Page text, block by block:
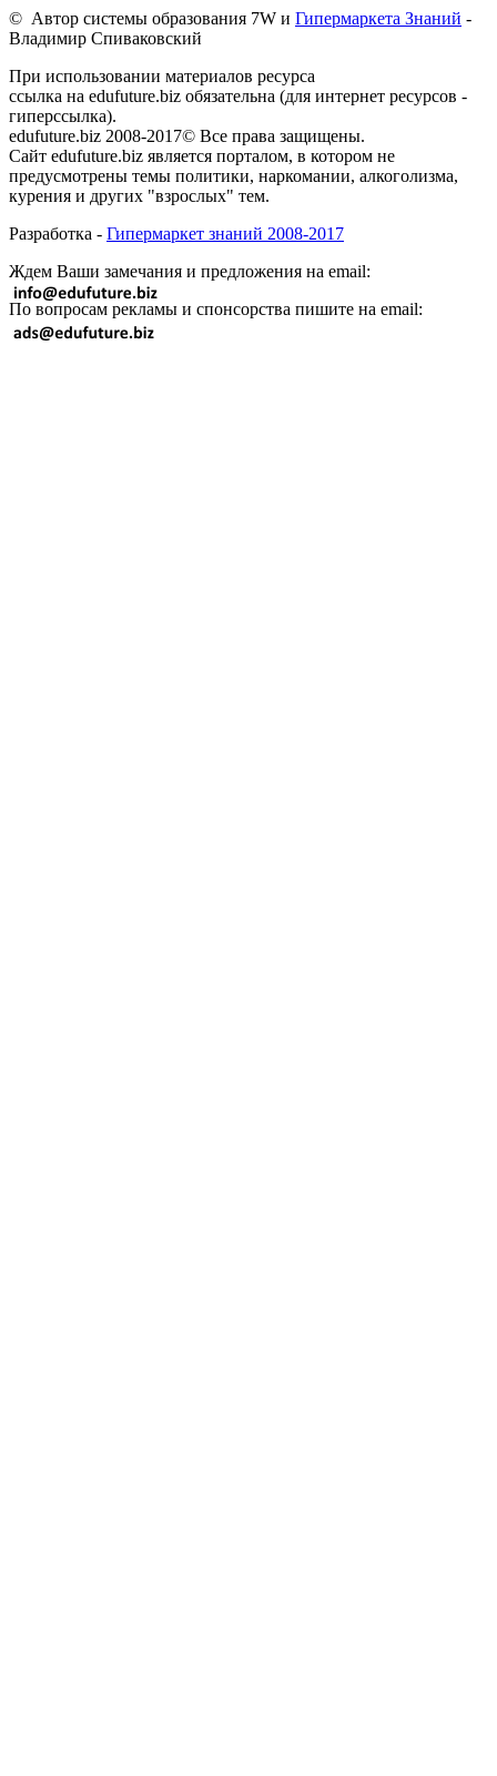
© Автор системы образования 7W и Гипермаркета Знаний -
Владимир Спиваковский
При использовании материалов ресурса
ссылка на edufuture.biz обязательна (для интернет ресурсов -
гиперссылка).
edufuture.biz 2008-2017© Все права защищены.
Сайт edufuture.biz является порталом, в котором не
предусмотрены темы политики, наркомании, алкоголизма,
курения и других "взрослых" тем.
Разработка - Гипермаркет знаний 2008-2017
Ждем Ваши замечания и предложения на email:
По вопросам рекламы и спонсорства пишите на email: